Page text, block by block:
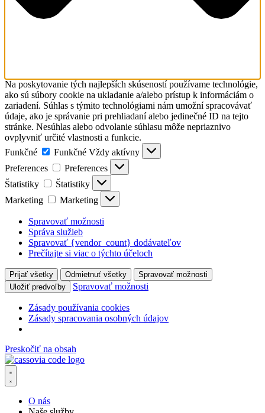
Na poskytovanie tých najlepších skúseností používame technológie,
ako sú súbory cookie na ukladanie a/alebo prístup k informáciám o
zariadení. Súhlas s týmito technológiami nám umožní spracovávať
údaje, ako je správanie pri prehliadaní alebo jedinečné ID na tejto
stránke. Nesúhlas alebo odvolanie súhlasu môže nepriaznivo
ovplyvniť určité vlastnosti a funkcie.
Funkčné
Funkčné Vždy aktívny
Preferences
Preferences
Štatistiky
Štatistiky
Marketing
Marketing
Spravovať možnosti
Správa služieb
Spravovať {vendor_count} dodávateľov
Prečítajte si viac o týchto účeloch
Prijať všetky Odmietnuť všetky
Spravovať možnosti
Uložiť predvoľby
Spravovať možnosti
Zásady používania cookies
Zásady spracovania osobných údajov
Preskočiť na obsah
O nás